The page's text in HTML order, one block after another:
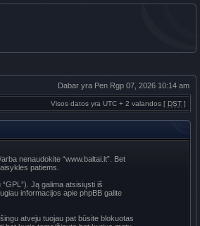
Dabar yra Pen Rgp 07, 2026 10:14 am
Visos datos yra UTC + 2 valandos [ DST ]
nenaudokite “www.baltai.lt”. Bet
patiems.
“GPL”). Ją galima atsisiųsti iš
informacijos apie phpBB galite
atveju tuojau pat būsite blokuotas